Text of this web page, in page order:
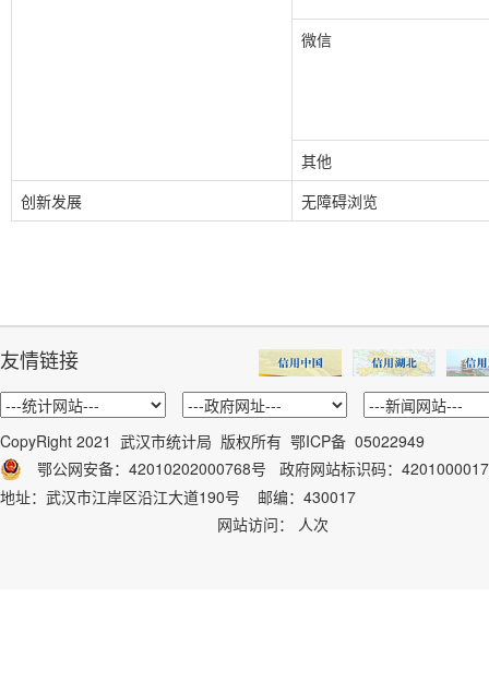
微信
其他
创新发展
无障碍浏览
友情链接
CopyRight 2021 武汉市统计局 版权所有 鄂ICP备 05022949
鄂公网安备：42010202000768号 政府网站标识码： 4201000017
地址：武汉市江岸区沿江大道190号 邮编：430017
网站访问： 人次